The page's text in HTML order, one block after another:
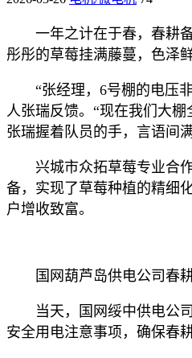
一年之计在于春，春耕
彤彤的草莓挂满藤蔓，色泽
“张经理，6号棚的电压
人张瑞反馈。“现在我们大
张瑞握着队员的手，言语间
兴城市众拓草莓专业合
备，实现了草莓种植的精细
户增收致富。
国网葫芦岛供电公司春
当天，国网绥中供电公
安全用电注意事项，确保春